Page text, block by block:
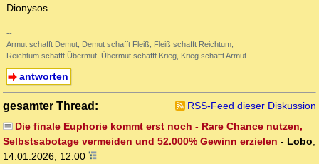
Dionysos
--
Armut schafft Demut, Demut schafft Fleiß, Fleiß schafft Reichtum,
Reichtum schafft Übermut, Übermut schafft Krieg, Krieg schafft Armut.
antworten
gesamter Thread:
RSS-Feed dieser Diskussion
Die finale Euphorie kommt erst noch - Rare Chance nutzen,
Selbstsabotage vermeiden und 52.000% Gewinn erzielen - Lobo,
14.01.2026, 12:00